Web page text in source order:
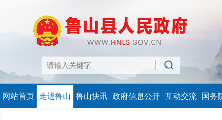
网站首页 走进鲁山 鲁山快讯 政府信息公开 互动交流 国务